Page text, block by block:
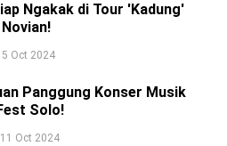
Ngakak di Tour 'Kadung'
Oct 2024
Panggung Konser Musik
Solo!
11 Oct 2024